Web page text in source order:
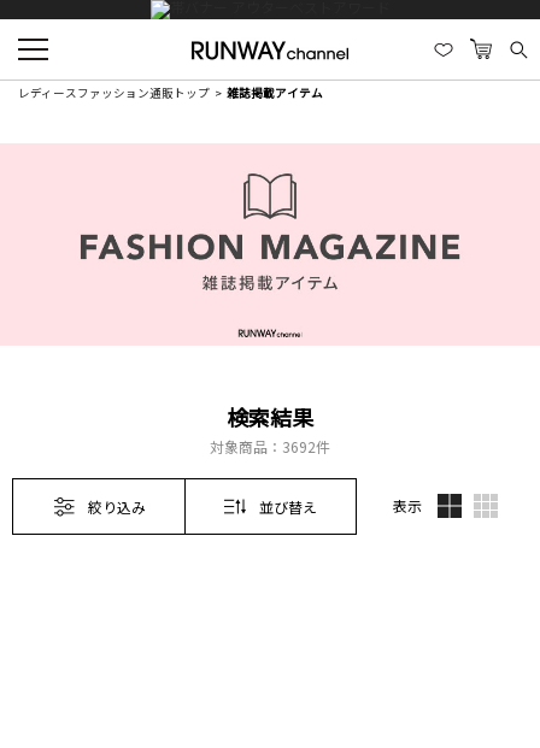
レディースファッション通販トップ 雑誌掲載アイテム
検索結果
対象商品： 3692件
絞り込み 並び替え 表示